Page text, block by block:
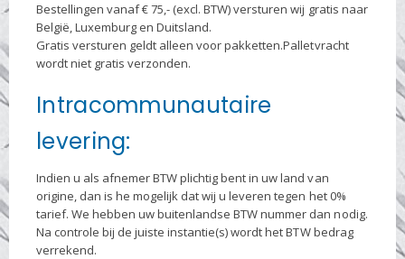
Bestellingen vanaf € 75,- (excl. BTW) versturen wij gratis naar
België, Luxemburg en Duitsland.
Gratis versturen geldt alleen voor pakketten.Palletvracht
wordt niet gratis verzonden.
Intracommunautaire
levering:
Indien u als afnemer BTW plichtig bent in uw land van
origine, dan is he mogelijk dat wij u leveren tegen het 0%
tarief. We hebben uw buitenlandse BTW nummer dan nodig.
Na controle bij de juiste instantie(s) wordt het BTW bedrag
verrekend.